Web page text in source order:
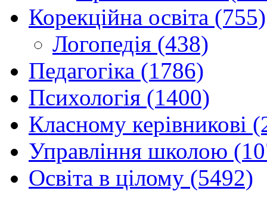
Корекційна освіта (755)
Логопедія (438)
Педагогіка (1786)
Психологія (1400)
Класному керівникові
Управління школою
Освіта в цілому (5492)